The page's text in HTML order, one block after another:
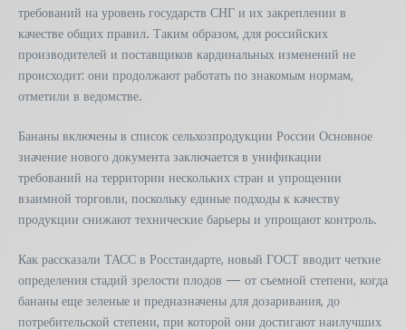
требований на уровень государств СНГ и их закреплении в
качестве общих правил. Таким образом, для российских
производителей и поставщиков кардинальных изменений не
происходит: они продолжают работать по знакомым нормам,
отметили в ведомстве.
Бананы включены в список сельхозпродукции России Основное
значение нового документа заключается в унификации
требований на территории нескольких стран и упрощении
взаимной торговли, поскольку единые подходы к качеству
продукции снижают технические барьеры и упрощают контроль.
Как рассказали ТАСС в Росстандарте, новый ГОСТ вводит четкие
определения стадий зрелости плодов — от съемной степени, когда
бананы еще зеленые и предназначены для дозаривания, до
потребительской степени, при которой они достигают наилучших